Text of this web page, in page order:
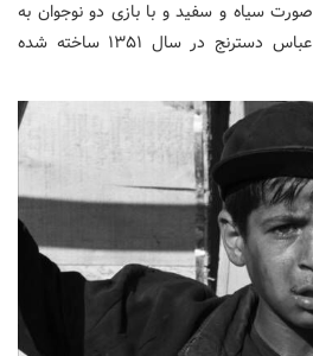
به صورت سیاه و سفید و با بازی دو نوجوان به
نام‌های سیروس حسن‌پور و عباس دسترنج در سال ۱۳۵۱ ساخته شده